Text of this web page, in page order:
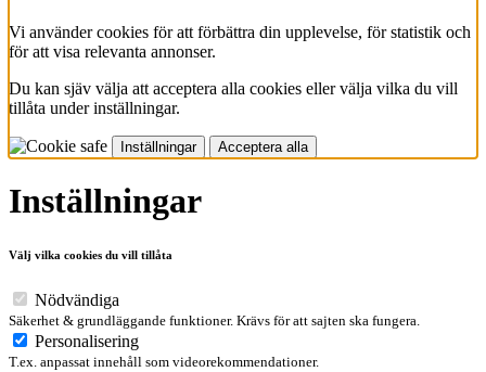
Vi använder cookies för att förbättra din upplevelse, för statistik och
för att visa relevanta annonser.
Du kan sjäv välja att acceptera alla cookies eller välja vilka du vill
tillåta under inställningar.
Inställningar Acceptera alla
Inställningar
Välj vilka cookies du vill tillåta
Nödvändiga
Säkerhet & grundläggande funktioner. Krävs för att sajten ska fungera.
Personalisering
T.ex. anpassat innehåll som videorekommendationer.